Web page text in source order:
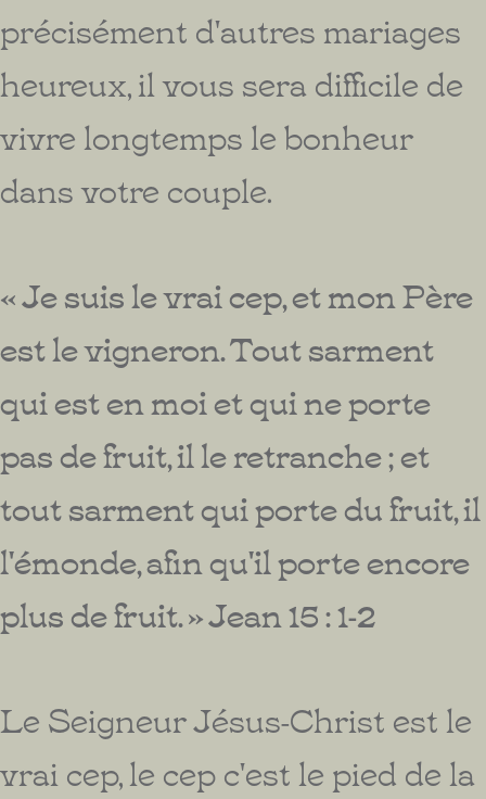
précisément d'autres mariages
heureux, il vous sera difficile de
vivre longtemps le bonheur
dans votre couple.
« Je suis le vrai cep, et mon Père
est le vigneron. Tout sarment
qui est en moi et qui ne porte
pas de fruit, il le retranche ; et
tout sarment qui porte du fruit, il
l'émonde, afin qu'il porte encore
plus de fruit. » Jean 15 : 1-2
Le Seigneur Jésus-Christ est le
vrai cep, le cep c'est le pied de la